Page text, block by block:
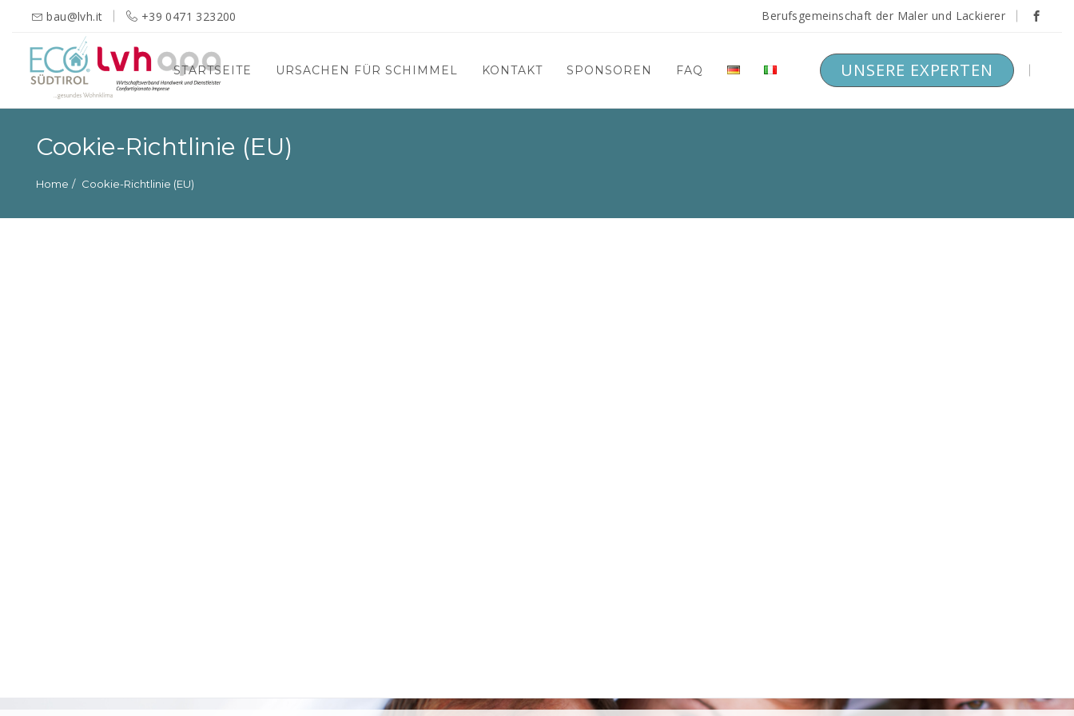
bau@lvh.it +39 0471 323200 Berufsgemeinschaft der Maler und Lackierer
STARTSEITE URSACHEN FÜR SCHIMMEL KONTAKT SPONSOREN FAQ UNSERE EXPERTEN
Suchen
nach:
Cookie-Richtlinie (EU)
Home Cookie-Richtlinie (EU)